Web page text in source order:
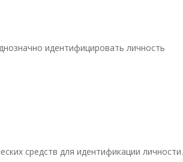
идентифицировать личность
средств для идентификации личности.